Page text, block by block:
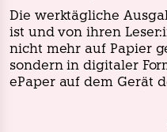
Die werktägliche
ist und von ihren
nicht mehr auf Papier
sondern in digitaler
ePaper auf dem Gerät